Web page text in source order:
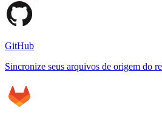
GitHub
Sincronize seus arquivos de origem do